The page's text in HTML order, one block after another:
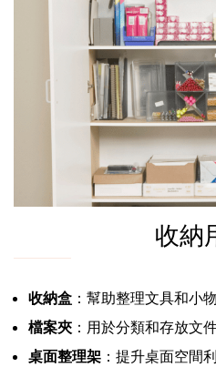
收納
收納盒 ：幫助整理文具和小
檔案夾 ：用於分類和存放文
桌面整理架 ：提升桌面空間